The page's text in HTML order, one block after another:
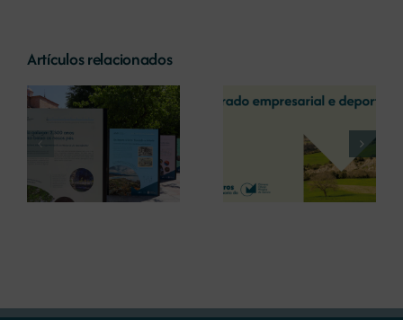
Artículos relacionados
La COMG reúne a
dos líderes
empresarias con
motivo de su
Centenario para
debatir sobre el
La OIPE y el
CRETUS
presentan las
últimas
innovaciones en
restauración